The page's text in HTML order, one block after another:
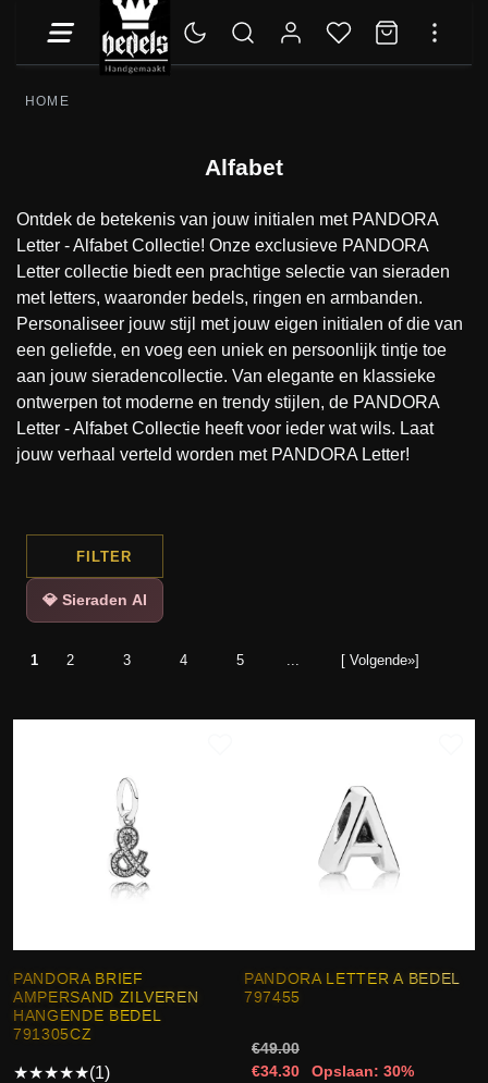
HOME
Alfabet
Ontdek de betekenis van jouw initialen met PANDORA
Letter - Alfabet Collectie! Onze exclusieve PANDORA
Letter collectie biedt een prachtige selectie van sieraden
met letters, waaronder bedels, ringen en armbanden.
Personaliseer jouw stijl met jouw eigen initialen of die van
een geliefde, en voeg een uniek en persoonlijk tintje toe
aan jouw sieradencollectie. Van elegante en klassieke
ontwerpen tot moderne en trendy stijlen, de PANDORA
Letter - Alfabet Collectie heeft voor ieder wat wils. Laat
jouw verhaal verteld worden met PANDORA Letter!
FILTER
💎 Sieraden AI
1 2 3 4 5 [ Volgende»]
PANDORA BRIEF
AMPERSAND ZILVEREN
HANGENDE BEDEL
791305CZ
★★★★★(1)
PANDORA LETTER A BEDEL
797455
€49.00
€34.30
Opslaan: 30%